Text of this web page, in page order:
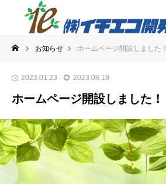
お知らせ ホームページ開設しました！
2023.01.23 2023.08.18
ホームページ開設しました！